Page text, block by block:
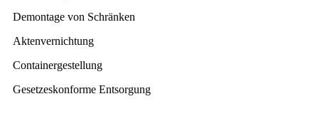
Demontage von Schränken
Aktenvernichtung
Containergestellung
Gesetzeskonforme Entsorgung